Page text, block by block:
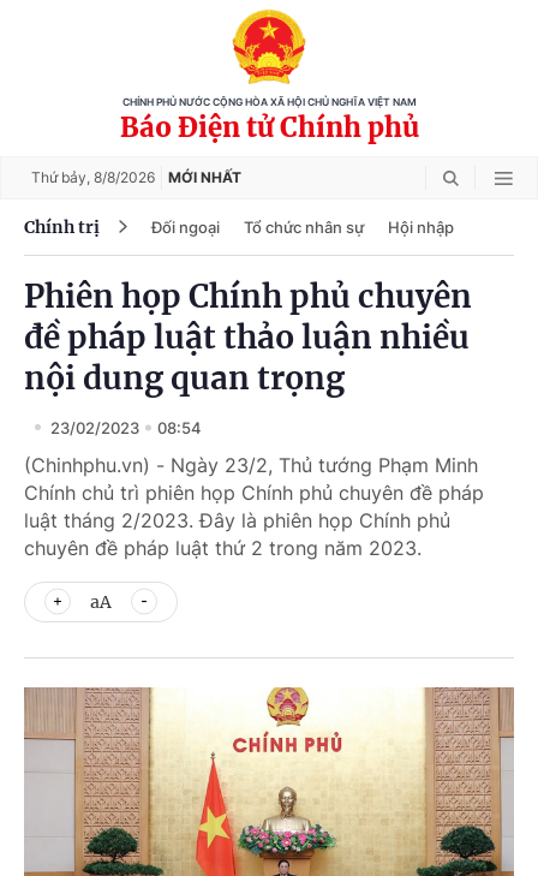
CHÍNH PHỦ NƯỚC CỘNG HÒA XÃ HỘI CHỦ NGHĨA VIỆT NAM
Báo Điện tử Chính phủ
Thứ bảy, 8/8/2026 MỚI NHẤT
Chính trị Đối ngoại Tổ chức nhân sự Hội nhập
Phiên họp Chính phủ chuyên
đề pháp luật thảo luận nhiều
nội dung quan trọng
23/02/2023 08:54
(Chinhphu.vn) - Ngày 23/2, Thủ tướng Phạm Minh
Chính chủ trì phiên họp Chính phủ chuyên đề pháp
luật tháng 2/2023. Đây là phiên họp Chính phủ
chuyên đề pháp luật thứ 2 trong năm 2023.
aA